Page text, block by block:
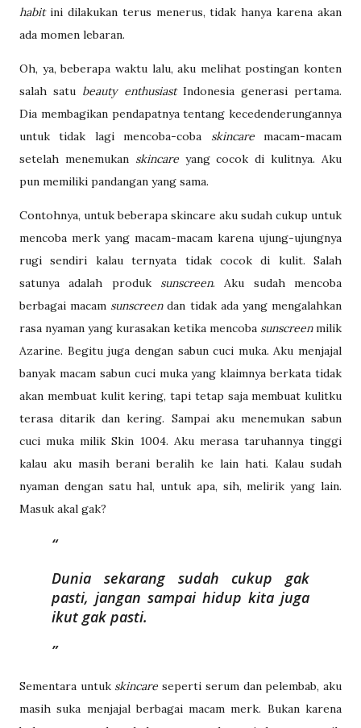
habitini dilakukan terus menerus, tidak hanya karena akan
ada momen lebaran.
Oh, ya, beberapa waktu lalu, aku melihat postingan konten
salah satu beauty enthusiastIndonesia generasi pertama.
Dia membagikan pendapatnya tentang kecedenderungannya
untuk tidak lagi mencoba-coba skincaremacam-macam
setelah menemukan skincareyang cocok di kulitnya. Aku
pun memiliki pandangan yang sama.
Contohnya, untuk beberapa skincare aku sudah cukup untuk
mencoba merk yang macam-macam karena ujung-ujungnya
rugi sendiri kalau ternyata tidak cocok di kulit. Salah
satunya adalah produk sunscreen. Aku sudah mencoba
berbagai macam sunscreendan tidak ada yang mengalahkan
rasa nyaman yang kurasakan ketika mencoba sunscreenmilik
Azarine. Begitu juga dengan sabun cuci muka. Aku menjajal
banyak macam sabun cuci muka yang klaimnya berkata tidak
akan membuat kulit kering, tapi tetap saja membuat kulitku
terasa ditarik dan kering. Sampai aku menemukan sabun
cuci muka milik Skin 1004. Aku merasa taruhannya tinggi
kalau aku masih berani beralih ke lain hati. Kalau sudah
nyaman dengan satu hal, untuk apa, sih, melirik yang lain.
Masuk akal gak?
Dunia sekarang sudah cukup gak
pasti, jangan sampai hidup kita juga
ikut gak pasti.
Sementara untuk skincare seperti serum dan pelembab, aku
masih suka menjajal berbagai macam merk. Bukan karena